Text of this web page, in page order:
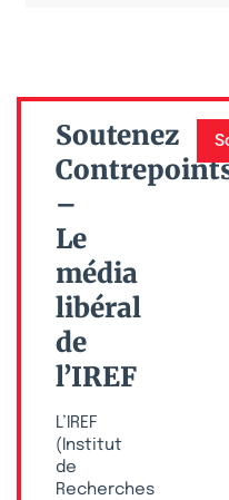
Soutenez
–
Le
média
libéral
de
l’IREF
L’IREF
(Institut
de
Recherches